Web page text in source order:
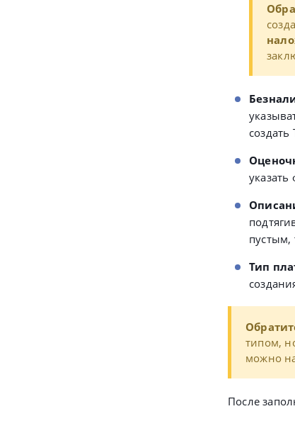
пустым,
Тип
типом,
можно
После